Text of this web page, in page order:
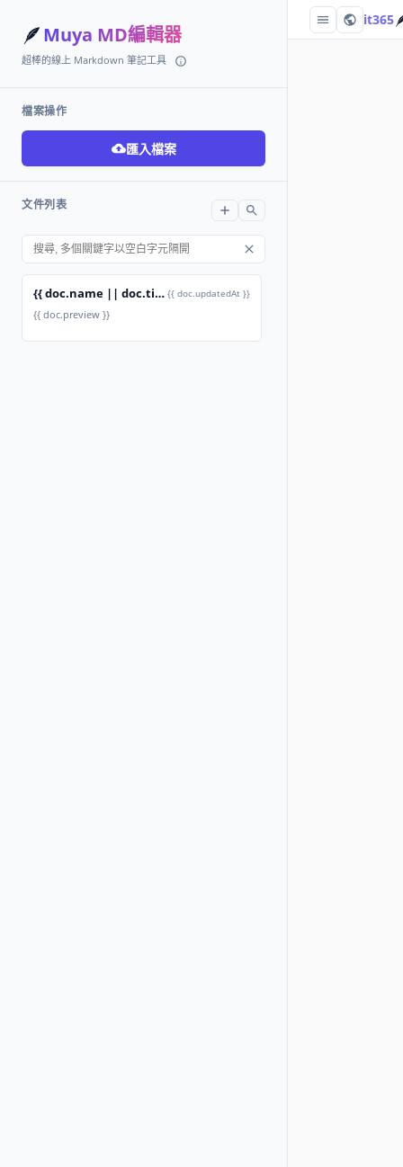
🪶Muya MD編輯器
超棒的線上 Markdown 筆記工具
檔案操作
匯入檔案
文件列表
{{ doc.name || doc.title }} {{ doc.updatedAt }}
{{ doc.preview }}
it365